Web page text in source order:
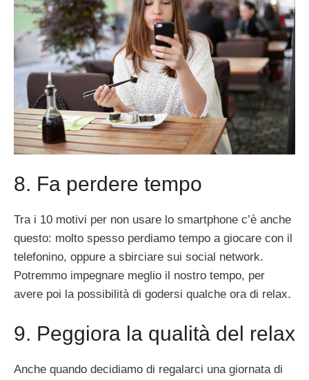
8. Fa perdere tempo
Tra i 10 motivi per non usare lo smartphone c’è anche
questo: molto spesso perdiamo tempo a giocare con il
telefonino, oppure a sbirciare sui social network.
Potremmo impegnare meglio il nostro tempo, per
avere poi la possibilità di godersi qualche ora di relax.
9. Peggiora la qualità del relax
Anche quando decidiamo di regalarci una giornata di